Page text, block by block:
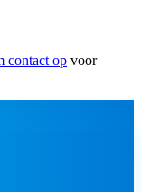
contact op voor